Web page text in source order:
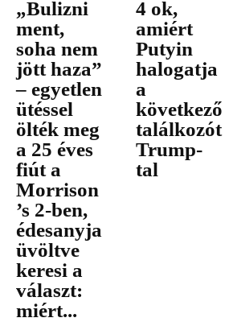
„Bulizni
ment,
soha nem
jött haza”
– egyetlen
ütéssel
ölték meg
a 25 éves
fiút a
Morrison
’s 2-ben,
édesanyja
üvöltve
keresi a
választ:
miért...
4 ok,
amiért
Putyin
halogatja
a
következő
találkozót
Trump-
tal